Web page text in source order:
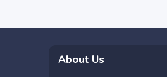
About Us